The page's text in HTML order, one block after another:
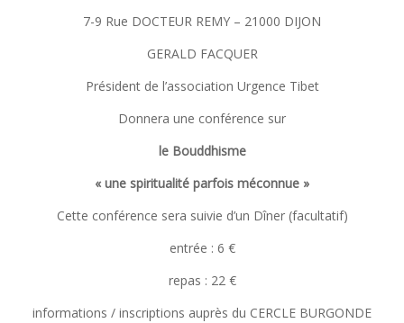
7-9 Rue DOCTEUR REMY – 21000 DIJON
GERALD FACQUER
Président de l’association Urgence Tibet
Donnera une conférence sur
le Bouddhisme
« une spiritualité parfois méconnue »
Cette conférence sera suivie d’un Dîner (facultatif)
entrée : 6 €
repas : 22 €
informations / inscriptions auprès du CERCLE BURGONDE